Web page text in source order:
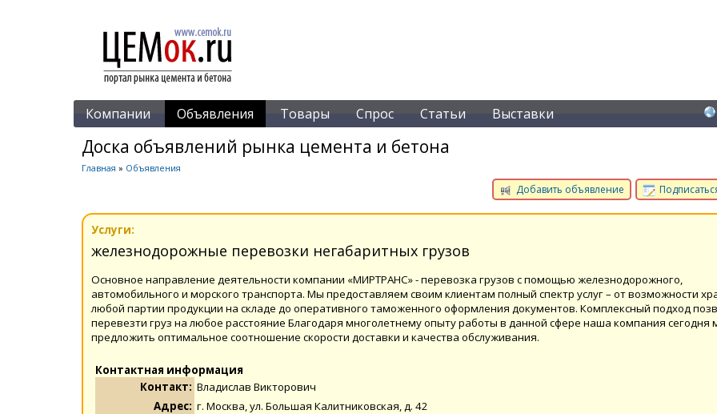
Компании Объявления Товары Спрос Статьи Выставки
Доска объявлений рынка цемента и бетона
Главная » Объявления
Добавить объявление
Услуги:
железнодорожные перевозки негабаритных грузов
Основное направление деятельности компании «МИРТРАНС» - перевозка грузов с помощью железнодорожного,
автомобильного и морского транспорта. Мы предоставляем своим клиентам полный спектр услуг – от возможности
любой партии продукции на складе до оперативного таможенного оформления документов. Комплексный подход
перевезти груз на любое расстояние Благодаря многолетнему опыту работы в данной сфере наша компания сегодня
предложить оптимальное соотношение скорости доставки и качества обслуживания.
Контактная информация
Контакт: Владислав Викторович
Адрес: г. Москва, ул. Большая Калитниковская, д. 42